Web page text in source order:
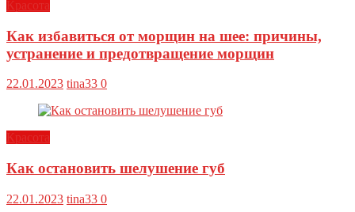
Красота
Как избавиться от морщин на шее: причины,
устранение и предотвращение морщин
22.01.2023 tina33 0
Красота
Как остановить шелушение губ
22.01.2023 tina33 0